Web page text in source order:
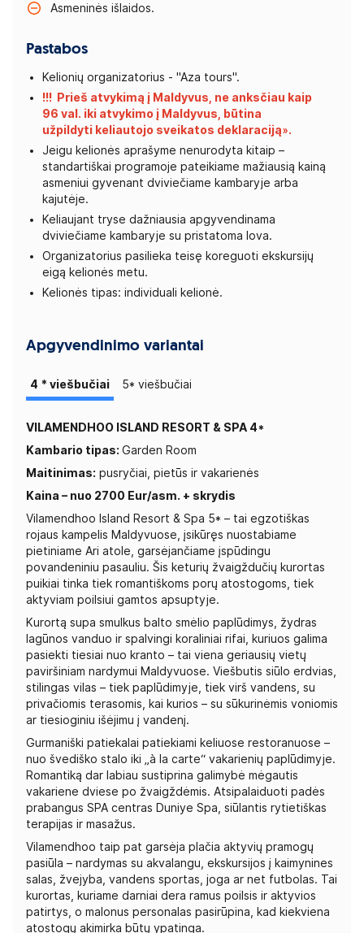
Asmeninės išlaidos.
Pastabos
Kelionių organizatorius - "Aza tours".
!!! Prieš atvykimą į Maldyvus, ne anksčiau kaip
96 val. iki atvykimo į Maldyvus, būtina
užpildyti keliautojo sveikatos deklaraciją».
Jeigu kelionės aprašyme nenurodyta kitaip –
standartiškai programoje pateikiame mažiausią kainą
asmeniui gyvenant dviviečiame kambaryje arba
kajutėje.
Keliaujant tryse dažniausia apgyvendinama
dviviečiame kambaryje su pristatoma lova.
Organizatorius pasilieka teisę koreguoti ekskursijų
eigą kelionės metu.
Kelionės tipas: individuali kelionė.
Apgyvendinimo variantai
4 * viešbučiai 5* viešbučiai
VILAMENDHOO ISLAND RESORT & SPA 4*
Kambario tipas: Garden Room
Maitinimas: pusryčiai, pietūs ir vakarienės
Kaina – nuo 2700 Eur/asm. + skrydis
Vilamendhoo Island Resort & Spa 5* – tai egzotiškas
rojaus kampelis Maldyvuose, įsikūręs nuostabiame
pietiniame Ari atole, garsėjančiame įspūdingu
povandeniniu pasauliu. Šis keturių žvaigždučių kurortas
puikiai tinka tiek romantiškoms porų atostogoms, tiek
aktyviam poilsiui gamtos apsuptyje.
Kurortą supa smulkus balto smėlio paplūdimys, žydras
lagūnos vanduo ir spalvingi koraliniai rifai, kuriuos galima
pasiekti tiesiai nuo kranto – tai viena geriausių vietų
paviršiniam nardymui Maldyvuose. Viešbutis siūlo erdvias,
stilingas vilas – tiek paplūdimyje, tiek virš vandens, su
privačiomis terasomis, kai kurios – su sūkurinėmis voniomis
ar tiesioginiu išėjimu į vandenį.
Gurmaniški patiekalai patiekiami keliuose restoranuose –
nuo švediško stalo iki „à la carte“ vakarienių paplūdimyje.
Romantiką dar labiau sustiprina galimybė mėgautis
vakariene dviese po žvaigždėmis. Atsipalaiduoti padės
prabangus SPA centras Duniye Spa, siūlantis rytietiškas
terapijas ir masažus.
Vilamendhoo taip pat garsėja plačia aktyvių pramogų
pasiūla – nardymas su akvalangu, ekskursijos į kaimynines
salas, žvejyba, vandens sportas, joga ar net futbolas. Tai
kurortas, kuriame darniai dera ramus poilsis ir aktyvios
patirtys, o malonus personalas pasirūpina, kad kiekviena
atostogų akimirka būtų ypatinga.